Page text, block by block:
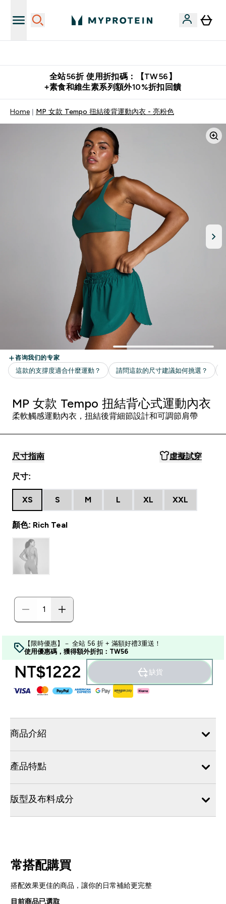
全站56折 使用折扣碼：【TW56】
+素食和維生素系列額外10%折扣回饋
Home MP 女款 Tempo 扭結後背運動內衣 - 亮粉色
MP 女款 Tempo 扭結背心式運動內衣
柔軟觸感運動內衣，扭結後背細節設計和可調節肩帶
尺寸指南 虛擬試穿
尺寸:
XS S M L XL XXL
顏色: Rich Teal
【限時優惠】－ 全站 56 折 + 滿額好禮3重送！
使用優惠碼，獲得額外折扣：TW56
NT$1222‎ 缺貨
商品介紹
產品特點
版型及布料成分
常搭配購買
搭配效果更佳的商品，讓你的日常補給更完整
目前商品已選取